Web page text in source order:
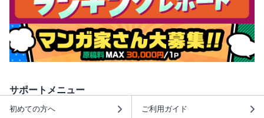
サポートメニュー
初めての方へ ご利用ガイド